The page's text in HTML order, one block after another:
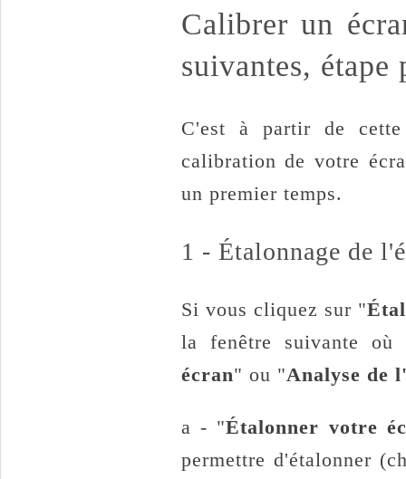
Calibrer un
suivantes, étape
C'est à partir de
calibration de votre
un premier temps.
1 - Étalonnage de
Si vous cliquez sur "
la fenêtre suivante
écran" ou "Analyse de
a - "Étalonner votre
permettre d'étalonner